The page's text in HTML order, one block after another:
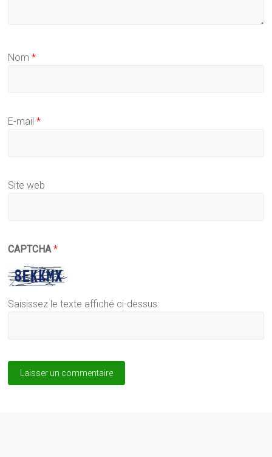
Nom*
E-mail*
Site web
CAPTCHA*
Saisissez le texte affiché ci-dessus: